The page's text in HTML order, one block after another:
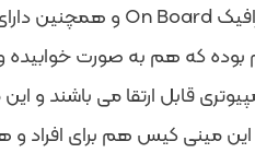
و وزنی معادل 5.7 کیلوگرم
قابل ارتقا می باشند و
مینی کیس هم برای افراد